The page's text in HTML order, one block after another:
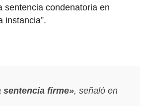
sentencia condenatoria en
instancia”.
sentencia firme», señaló en